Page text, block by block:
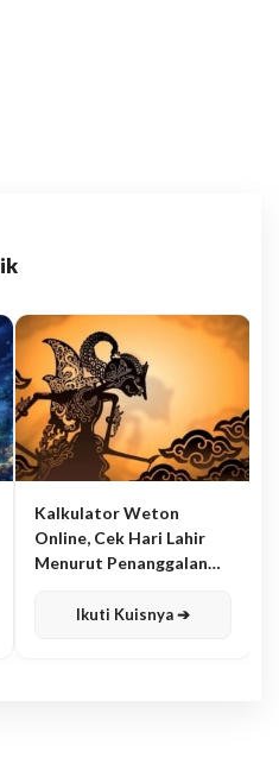
Kalkulator Weton
Online, Cek Hari Lahir
Menurut Penanggalan
Ikuti Kuisnya ➔